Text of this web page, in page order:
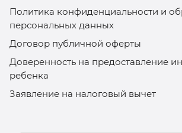
Политика конфиденциальности и
персональных данных
Договор публичной оферты
Доверенность на предоставление
ребенка
Заявление на налоговый вычет